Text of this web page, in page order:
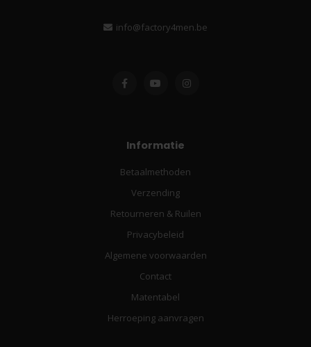
info@factory4men.be
Informatie
Betaalmethoden
Verzending
Retourneren & Ruilen
Privacybeleid
Algemene voorwaarden
Contact
Matentabel
Herroeping aanvragen